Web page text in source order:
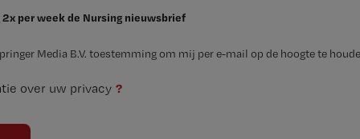
2x per week de Nursing nieuwsbrief
Media B.V. toestemming om mij per e-mail op de hoogte te
over uw privacy ?